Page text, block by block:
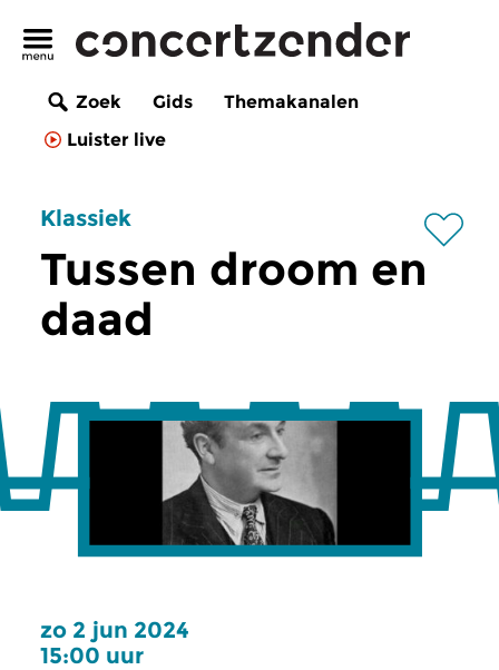
Zoek Gids
Themakanalen
Luister live
Klassiek
Tussen droom en
daad
zo 2 jun 2024
15:00 uur